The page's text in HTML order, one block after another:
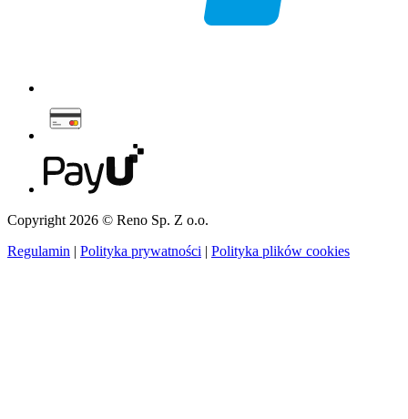
Copyright 2026 © Reno Sp. Z o.o.
Regulamin | Polityka prywatności | Polityka plików cookies